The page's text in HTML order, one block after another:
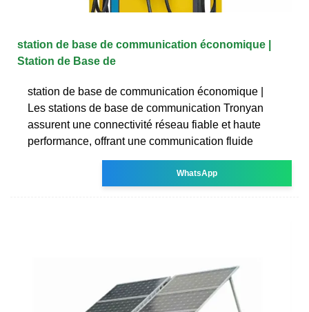
station de base de communication économique |
Station de Base de
station de base de communication économique |
Les stations de base de communication Tronyan
assurent une connectivité réseau fiable et haute
performance, offrant une communication fluide
WhatsApp